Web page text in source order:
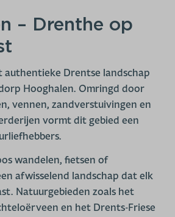
– Drenthe op
Drentse landschap
Hooghalen. Omringd door
vennen, zandverstuivingen en
vormt dit gebied een
wandelen, fietsen of
afwisselend landschap dat elk
Natuurgebieden zoals het
en het Drents-Friese